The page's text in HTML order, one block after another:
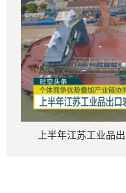
上半年江苏工业品